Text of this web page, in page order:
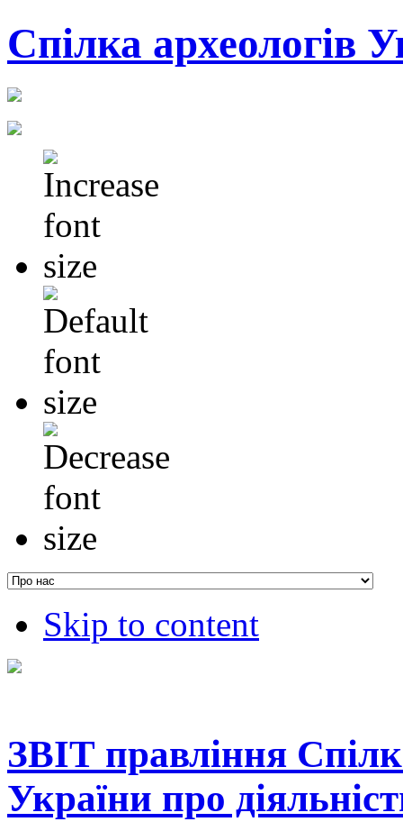
Cпілка археологів
Skip to content
ЗВІТ правління
України про